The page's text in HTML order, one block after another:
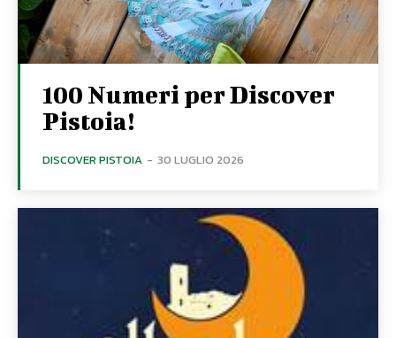
100 Numeri per Discover
Pistoia!
DISCOVER PISTOIA - 30 LUGLIO 2026